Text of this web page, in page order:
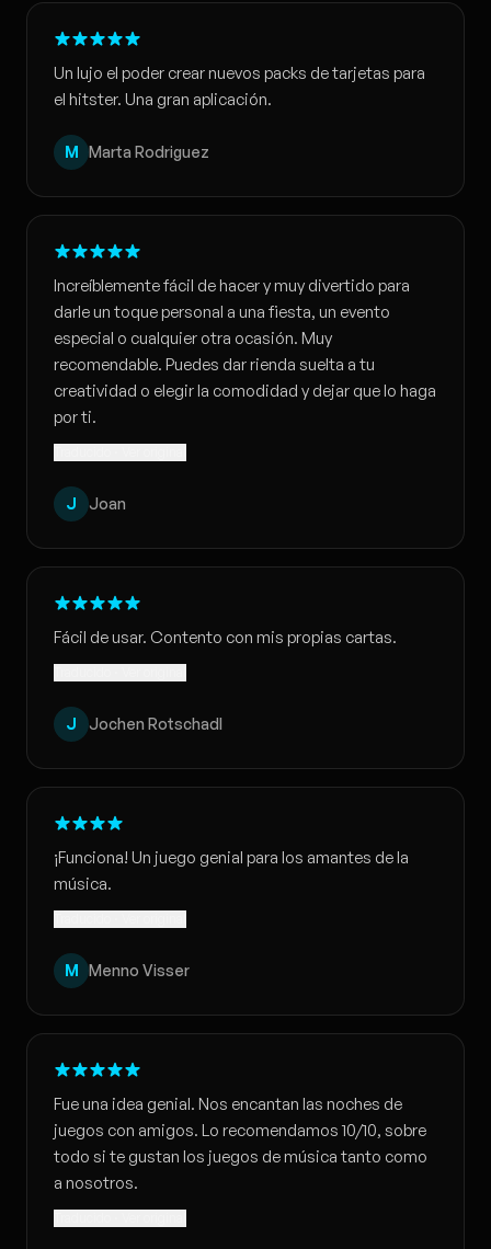
Un lujo el poder crear nuevos packs de tarjetas para
el hitster. Una gran aplicación.
M Marta Rodriguez
Increíblemente fácil de hacer y muy divertido para
darle un toque personal a una fiesta, un evento
especial o cualquier otra ocasión. Muy
recomendable. Puedes dar rienda suelta a tu
creatividad o elegir la comodidad y dejar que lo haga
por ti.
J Joan
Fácil de usar. Contento con mis propias cartas.
J Jochen Rotschadl
¡Funciona! Un juego genial para los amantes de la
música.
M Menno Visser
Fue una idea genial. Nos encantan las noches de
juegos con amigos. Lo recomendamos 10/10, sobre
todo si te gustan los juegos de música tanto como
a nosotros.